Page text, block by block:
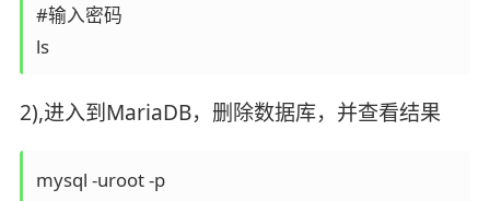
#输入密码
ls
2),进入到MariaDB，删除数据库，并查看结果
mysql -uroot -p